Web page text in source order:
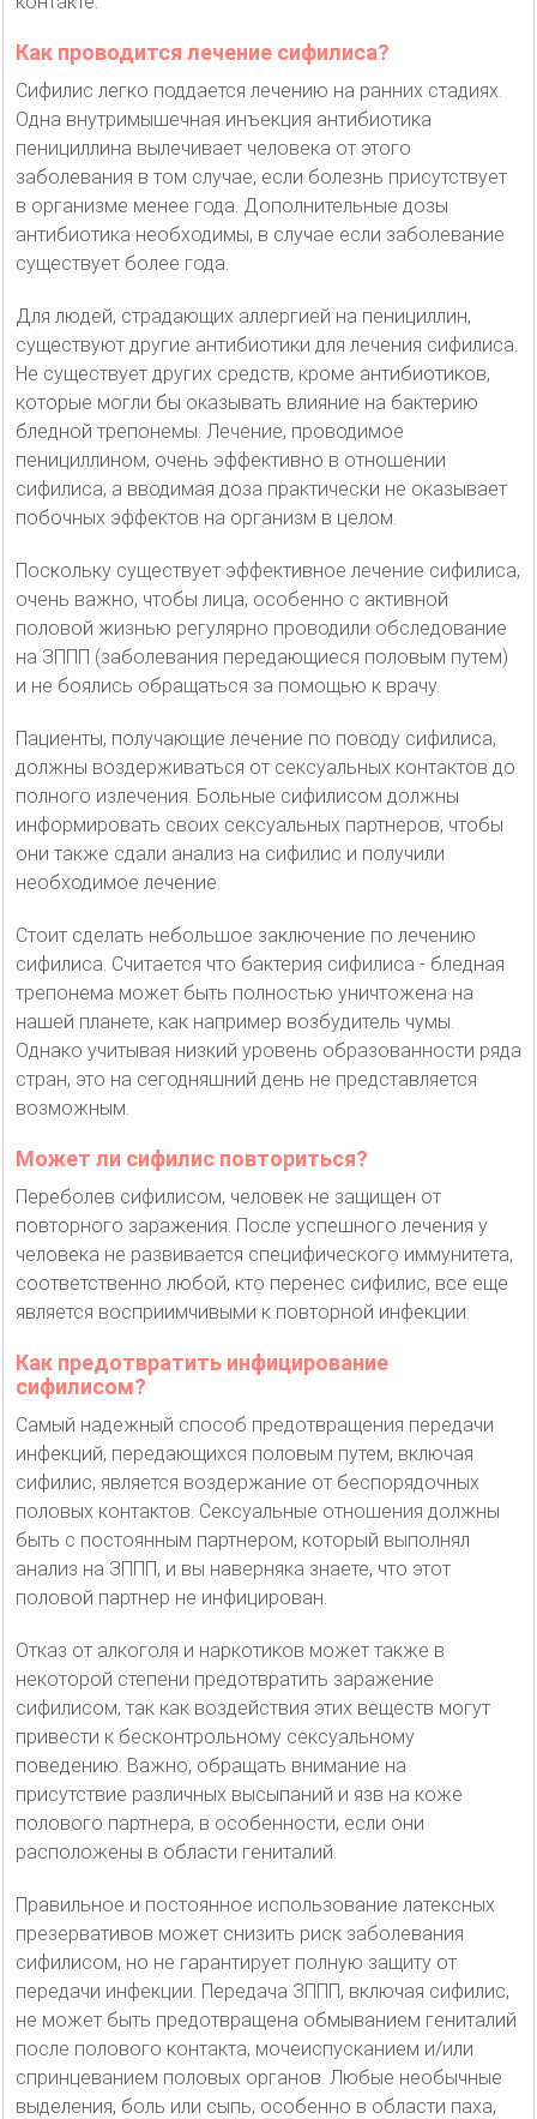
Как проводится лечение сифилиса?
Сифилис легко поддается лечению на ранних стадиях.
Одна внутримышечная инъекция антибиотика
пенициллина вылечивает человека от этого
заболевания в том случае, если болезнь присутствует
в организме менее года. Дополнительные дозы
антибиотика необходимы, в случае если заболевание
существует более года.
Для людей, страдающих аллергией на пенициллин,
существуют другие антибиотики для лечения сифилиса.
Не существует других средств, кроме антибиотиков,
которые могли бы оказывать влияние на бактерию
бледной трепонемы. Лечение, проводимое
пенициллином, очень эффективно в отношении
сифилиса, а вводимая доза практически не оказывает
побочных эффектов на организм в целом.
Поскольку существует эффективное лечение сифилиса,
очень важно, чтобы лица, особенно с активной
половой жизнью регулярно проводили обследование
на ЗППП (заболевания передающиеся половым путем)
и не боялись обращаться за помощью к врачу.
Пациенты, получающие лечение по поводу сифилиса,
должны воздерживаться от сексуальных контактов до
полного излечения. Больные сифилисом должны
информировать своих сексуальных партнеров, чтобы
они также сдали анализ на сифилис и получили
необходимое лечение.
Стоит сделать небольшое заключение по лечению
сифилиса. Считается что бактерия сифилиса - бледная
трепонема может быть полностью уничтожена на
нашей планете, как например возбудитель чумы.
Однако учитывая низкий уровень образованности ряда
стран, это на сегодняшний день не представляется
возможным.
Может ли сифилис повториться?
Переболев сифилисом, человек не защищен от
повторного заражения. После успешного лечения у
человека не развивается специфического иммунитета,
соответственно любой, кто перенес сифилис, все еще
является восприимчивыми к повторной инфекции.
Как предотвратить инфицирование
сифилисом?
Самый надежный способ предотвращения передачи
инфекций, передающихся половым путем, включая
сифилис, является воздержание от беспорядочных
половых контактов. Сексуальные отношения должны
быть с постоянным партнером, который выполнял
анализ на ЗППП, и вы наверняка знаете, что этот
половой партнер не инфицирован.
Отказ от алкоголя и наркотиков может также в
некоторой степени предотвратить заражение
сифилисом, так как воздействия этих веществ могут
привести к бесконтрольному сексуальному
поведению. Важно, обращать внимание на
присутствие различных высыпаний и язв на коже
полового партнера, в особенности, если они
расположены в области гениталий.
Правильное и постоянное использование латексных
презервативов может снизить риск заболевания
сифилисом, но не гарантирует полную защиту от
передачи инфекции. Передача ЗППП, включая сифилис,
не может быть предотвращена обмыванием гениталий
после полового контакта, мочеиспусканием и/или
спринцеванием половых органов. Любые необычные
выделения, боль или сыпь, особенно в области паха,